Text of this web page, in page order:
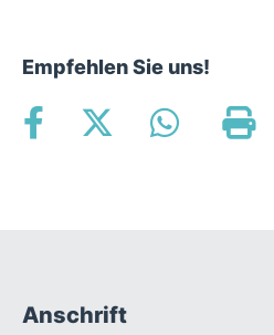
Empfehlen Sie uns!
Fußbereich
Anschrift